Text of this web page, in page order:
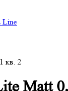
Line
кв. 2
Matt